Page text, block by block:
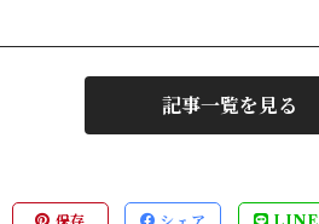
記事一覧を見る